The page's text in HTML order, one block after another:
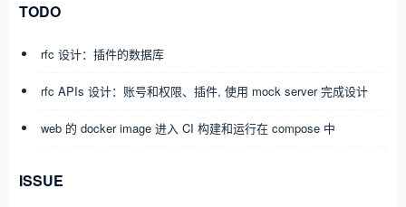
TODO
rfc 设计：插件的数据库
rfc APIs 设计：账号和权限、插件, 使用 mock server 完成设计
web 的 docker image 进入 CI 构建和运行在 compose 中
ISSUE